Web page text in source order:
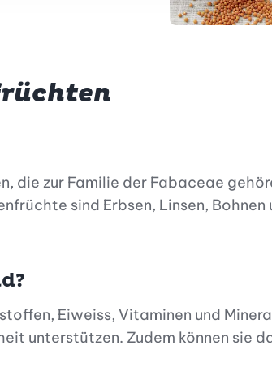
die zur Familie der Fabaceae
sind Erbsen, Linsen,
Eiweiss, Vitaminen und
unterstützen. Zudem können